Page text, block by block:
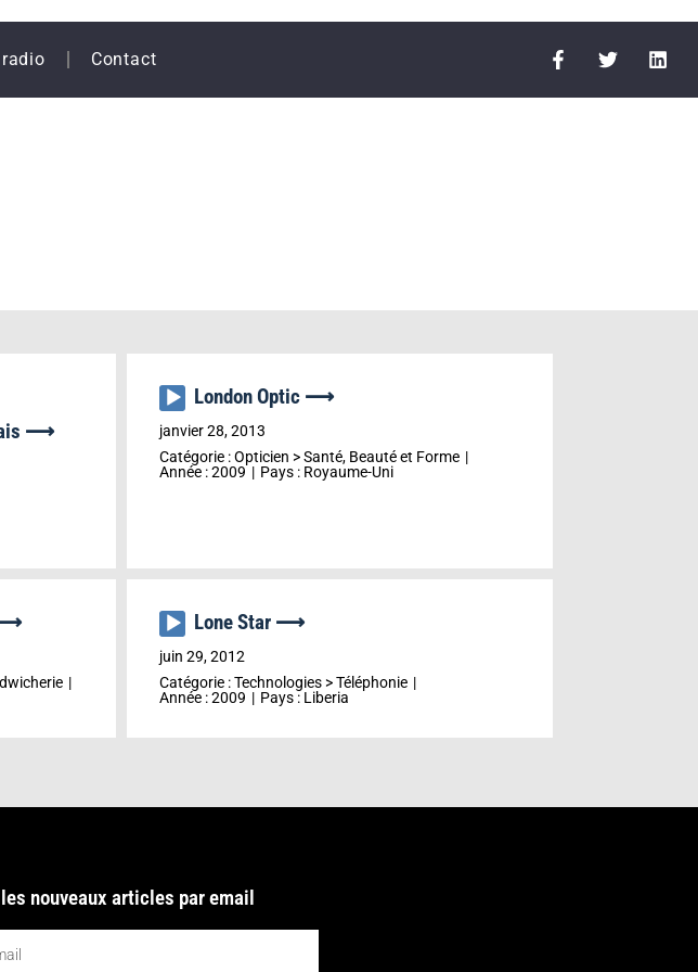
Contact
⟶
Lecteur
audio
London Optic ⟶
janvier 28, 2013
Catégorie :Opticien >Santé, Beauté et Forme
Année :2009 Pays : Royaume-Uni
⟶
Lecteur
audio
Lone Star ⟶
juin 29, 2012
Catégorie :Technologies>Téléphonie
Année :2009 Pays : Liberia
nouveaux articles par email